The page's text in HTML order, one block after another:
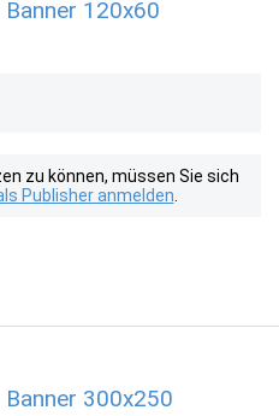
120x60
zu können, müssen Sie sich
Publisher anmelden
300x250